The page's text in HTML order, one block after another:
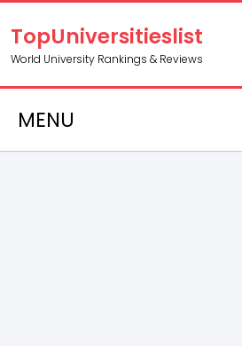
TopUniversitieslist
World University Rankings & Reviews
MENU